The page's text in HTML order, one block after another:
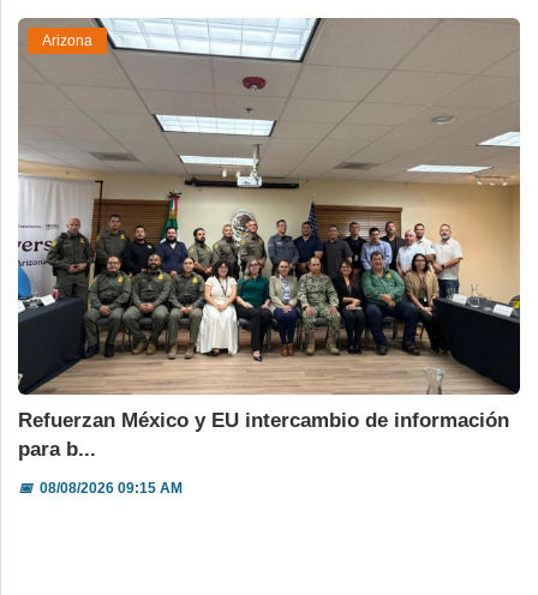
Arizona
Refuerzan México y EU intercambio de información
para b...
📅08/08/2026 09:15 AM